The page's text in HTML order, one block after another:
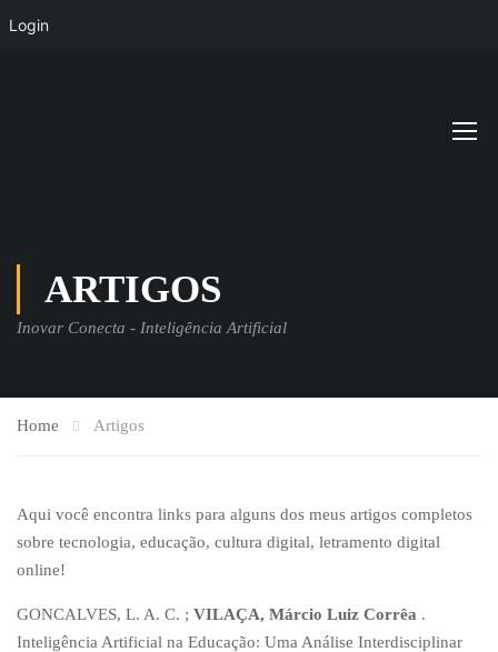
Login
ARTIGOS
Inovar Conecta - Inteligência Artificial
Home Artigos
Aqui você encontra links para alguns dos meus artigos completos
sobre tecnologia, educação, cultura digital, letramento digital
online!
GONCALVES, L. A. C. ; VILAÇA, Márcio Luiz Corrêa .
Inteligência Artificial na Educação: Uma Análise Interdisciplinar